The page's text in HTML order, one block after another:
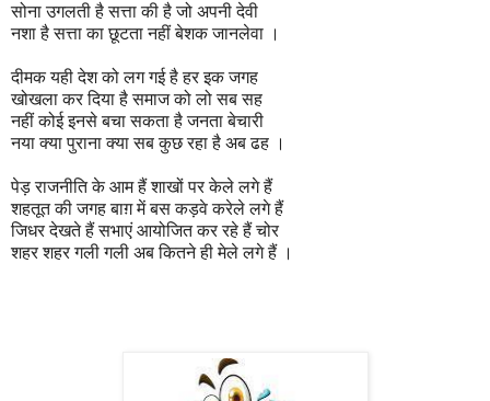
सोना उगलती है सत्ता की है जो अपनी देवी
नशा है सत्ता का छूटता नहीं बेशक जानलेवा ।
दीमक यही देश को लग गई है हर इक जगह
खोखला कर दिया है समाज को लो सब सह
नहीं कोई इनसे बचा सकता है जनता बेचारी
नया क्या पुराना क्या सब कुछ रहा है अब ढह ।
पेड़ राजनीति के आम हैं शाखों पर केले लगे हैं
शहतूत की जगह बाग़ में बस कड़वे करेले लगे हैं
जिधर देखते हैं सभाएं आयोजित कर रहे हैं चोर
शहर शहर गली गली अब कितने ही मेले लगे हैं ।